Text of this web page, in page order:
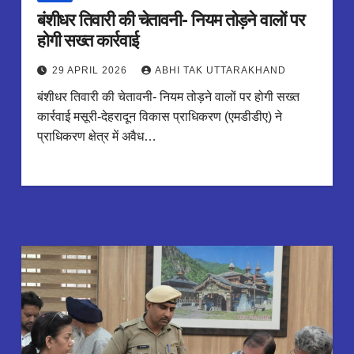
बंशीधर तिवारी की चेतावनी- नियम तोड़ने वालों पर
होगी सख्त कार्रवाई
29 APRIL 2026 ABHI TAK UTTARAKHAND
बंशीधर तिवारी की चेतावनी- नियम तोड़ने वालों पर होगी सख्त
कार्रवाई मसूरी-देहरादून विकास प्राधिकरण (एमडीडीए) ने
प्राधिकरण क्षेत्र में अवैध…